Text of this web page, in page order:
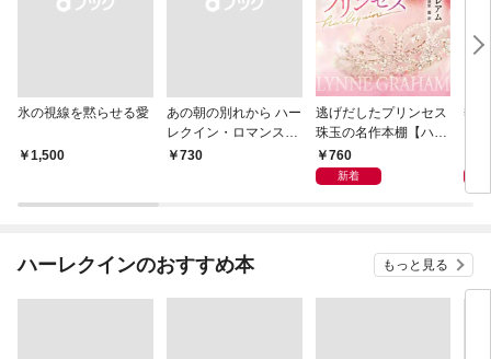
氷の視線を黙らせる愛
￥1,500
あの朝の別れから ハー
レクイン・ロマンス・
プレミアム～リン・グ
￥730
逃げだしたプリンセス
珠玉の名作本棚【ハー
レクイン文庫版】
760
新着
熱
ム
ョ
ハーレクインのおすすめ本 もっと見る